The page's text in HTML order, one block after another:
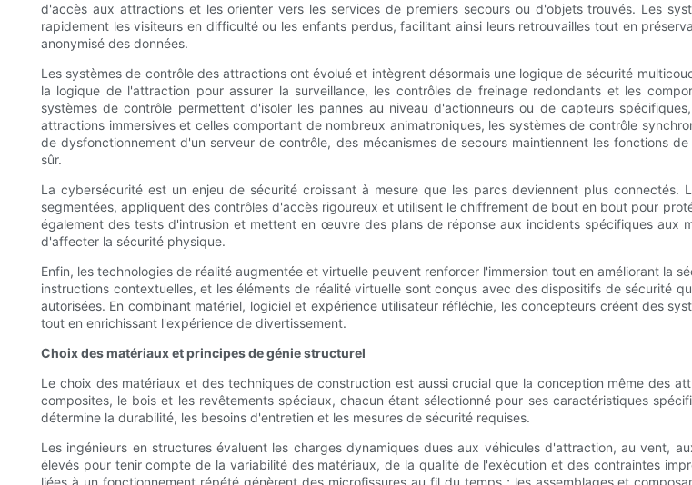
d'accès aux attractions et les orienter vers les services de premiers secours ou d'objets trouvés. Les
rapidement les visiteurs en difficulté ou les enfants perdus, facilitant ainsi leurs retrouvailles tout en
anonymisé des données.
Les systèmes de contrôle des attractions ont évolué et intègrent désormais une logique de sécurité
la logique de l'attraction pour assurer la surveillance, les contrôles de freinage redondants et les
systèmes de contrôle permettent d'isoler les pannes au niveau d'actionneurs ou de capteurs
attractions immersives et celles comportant de nombreux animatroniques, les systèmes de contrôle
de dysfonctionnement d'un serveur de contrôle, des mécanismes de secours maintiennent les fonctions
sûr.
La cybersécurité est un enjeu de sécurité croissant à mesure que les parcs deviennent plus
segmentées, appliquent des contrôles d'accès rigoureux et utilisent le chiffrement de bout en bout pour
également des tests d'intrusion et mettent en œuvre des plans de réponse aux incidents spécifiques aux
d'affecter la sécurité physique.
Enfin, les technologies de réalité augmentée et virtuelle peuvent renforcer l'immersion tout en améliorant la
instructions contextuelles, et les éléments de réalité virtuelle sont conçus avec des dispositifs de sécurité
autorisées. En combinant matériel, logiciel et expérience utilisateur réfléchie, les concepteurs créent des
tout en enrichissant l'expérience de divertissement.
Choix des matériaux et principes de génie structurel
Le choix des matériaux et des techniques de construction est aussi crucial que la conception même des
composites, le bois et les revêtements spéciaux, chacun étant sélectionné pour ses caractéristiques
détermine la durabilité, les besoins d'entretien et les mesures de sécurité requises.
Les ingénieurs en structures évaluent les charges dynamiques dues aux véhicules d'attraction, au vent,
élevés pour tenir compte de la variabilité des matériaux, de la qualité de l'exécution et des contraintes